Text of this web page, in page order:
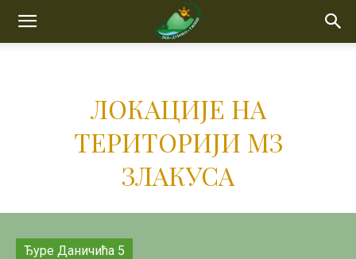
ЛОКАЦИЈЕ НА
ТЕРИТОРИЈИ МЗ
ЗЛАКУСА
Ђуре Даничића 5